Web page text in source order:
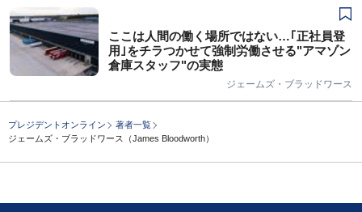
ここは人間の働く場所ではない…｢正社員登
用｣をチラつかせて強制労働させる"アマゾン
倉庫スタッフ"の実態
ジェームズ・ブラッドワース
プレジデントオンライン
著者一覧
ジェームズ・ブラッドワース（James Bloodworth）